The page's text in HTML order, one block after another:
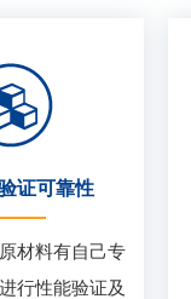
证可靠性
材料有自己专
行性能验证及